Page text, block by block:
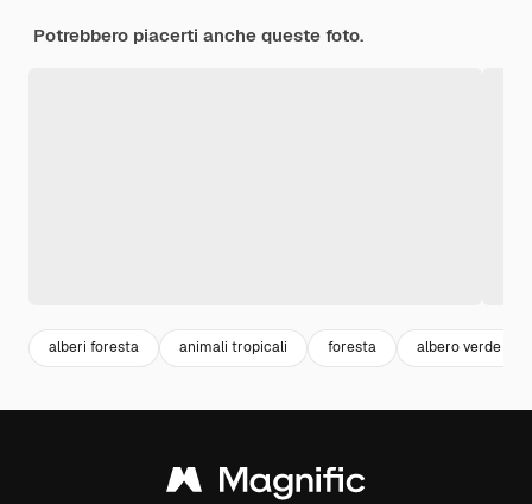
Potrebbero piacerti anche queste foto.
alberi foresta animali tropicali foresta albero verde